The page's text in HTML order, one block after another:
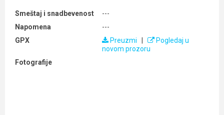
Smeštaj i snadbevenost
---
Napomena
---
GPX
Preuzmi
Pogledaj u
novom prozoru
Fotografije